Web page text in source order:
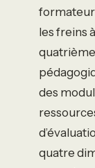
formateur
les freins
des
quatre